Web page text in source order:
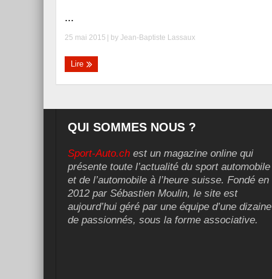
...
25 mai 2015 | by Jean-Baptiste Lassaux
Lire
QUI SOMMES NOUS ?
Sport-Auto.ch est un magazine online qui
présente toute l’actualité du sport automobile
et de l’automobile à l’heure suisse. Fondé en
2012 par Sébastien Moulin, le site est
aujourd’hui géré par une équipe d’une dizaine
de passionnés, sous la forme associative.